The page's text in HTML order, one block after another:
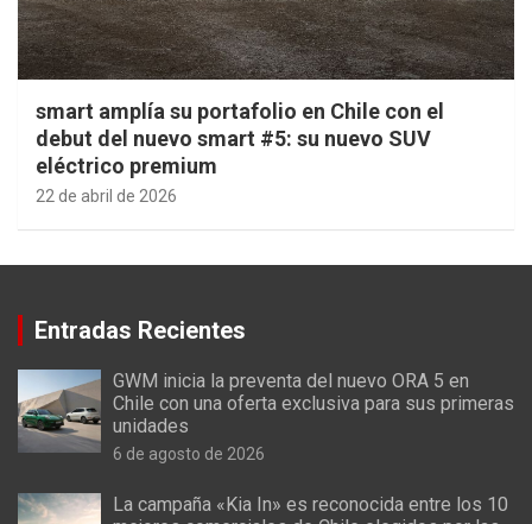
smart amplía su portafolio en Chile con el
debut del nuevo smart #5: su nuevo SUV
eléctrico premium
22 de abril de 2026
Entradas Recientes
GWM inicia la preventa del nuevo ORA 5 en
Chile con una oferta exclusiva para sus primeras
unidades
6 de agosto de 2026
La campaña «Kia In» es reconocida entre los 10